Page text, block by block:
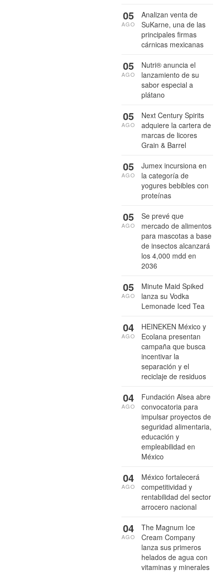
Analizan venta de
SuKarne, una de las
principales firmas
cárnicas mexicanas
05
AGO
Nutri® anuncia el
lanzamiento de su
sabor especial a
plátano
05
AGO
Next Century Spirits
adquiere la cartera de
marcas de licores
Grain & Barrel
05
AGO
Jumex incursiona en
la categoría de
yogures bebibles con
proteínas
05
AGO
Se prevé que
mercado de alimentos
para mascotas a base
de insectos alcanzará
los 4,000 mdd en
2036
05
AGO
Minute Maid Spiked
lanza su Vodka
Lemonade Iced Tea
05
AGO
HEINEKEN México y
Ecolana presentan
campaña que busca
incentivar la
separación y el
reciclaje de residuos
04
AGO
Fundación Alsea abre
convocatoria para
impulsar proyectos de
seguridad alimentaria,
educación y
empleabilidad en
México
04
AGO
México fortalecerá
competitividad y
rentabilidad del sector
arrocero nacional
04
AGO
The Magnum Ice
Cream Company
lanza sus primeros
helados de agua con
vitaminas y minerales
04
AGO